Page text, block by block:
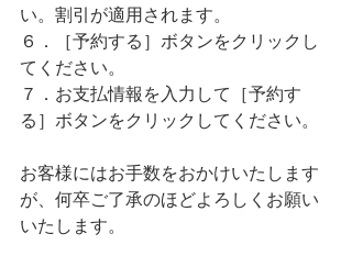
い。割引が適用されます。
６．［予約する］ボタンをクリックし
てください。
７．お支払情報を入力して［予約す
る］ボタンをクリックしてください。
お客様にはお手数をおかけいたします
が、何卒ご了承のほどよろしくお願い
いたします。